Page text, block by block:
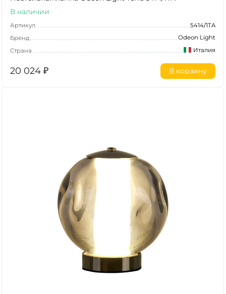
В наличии
Артикул
5414/1TA
Бренд
Odeon Light
Страна
Италия
20 024 ₽ В корзину